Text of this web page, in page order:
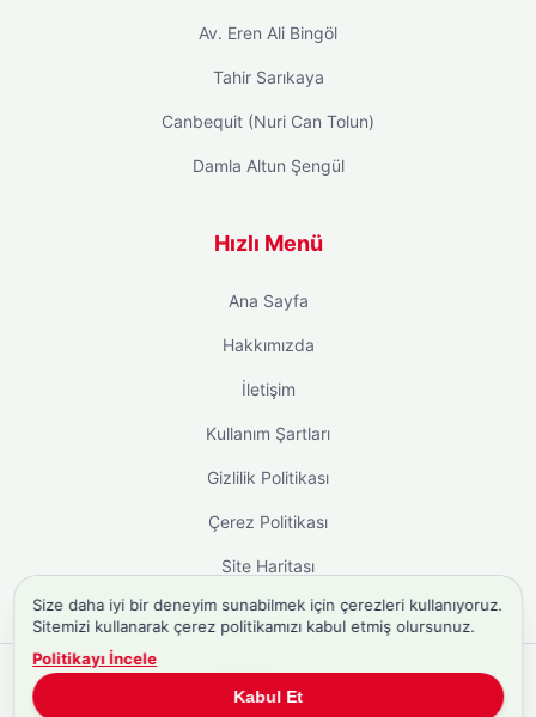
Av. Eren Ali Bingöl
Tahir Sarıkaya
Canbequit (Nuri Can Tolun)
Damla Altun Şengül
Hızlı Menü
Ana Sayfa
Hakkımızda
İletişim
Kullanım Şartları
Gizlilik Politikası
Çerez Politikası
Site Haritası
Türkiye'ninBiyografi Sitesi
Size daha iyi bir deneyim sunabilmek için çerezleri kullanıyoruz.
Sitemizi kullanarak çerez politikamızı kabul etmiş olursunuz.
Politikayı İncele
Kabul Et